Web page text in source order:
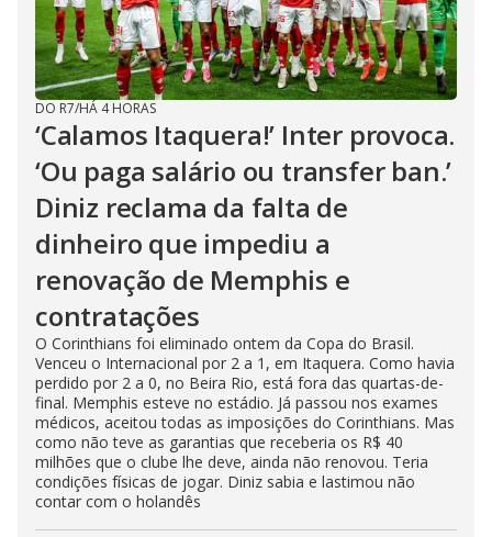
e
o
DO R7/HÁ 4 HORAS
‘Calamos Itaquera!’ Inter provoca.
‘Ou paga salário ou transfer ban.’
Diniz reclama da falta de
dinheiro que impediu a
renovação de Memphis e
contratações
O Corinthians foi eliminado ontem da Copa do Brasil.
Venceu o Internacional por 2 a 1, em Itaquera. Como havia
perdido por 2 a 0, no Beira Rio, está fora das quartas-de-
final. Memphis esteve no estádio. Já passou nos exames
médicos, aceitou todas as imposições do Corinthians. Mas
como não teve as garantias que receberia os R$ 40
milhões que o clube lhe deve, ainda não renovou. Teria
condições físicas de jogar. Diniz sabia e lastimou não
contar com o holandês